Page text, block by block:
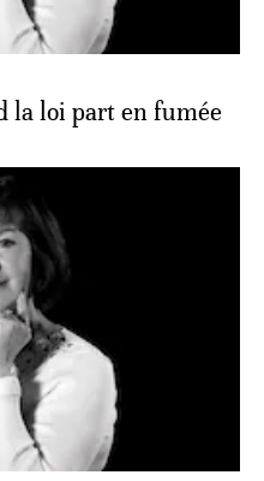
la loi part en fumée